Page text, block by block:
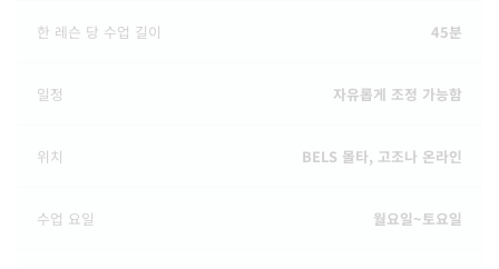
한 레슨 당 수업 길이 45분
일정 자유롭게 조정 가능함
위치 BELS 몰타, 고조나 온라인
수업 요일 월요일~토요일